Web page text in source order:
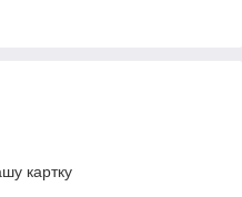
картку